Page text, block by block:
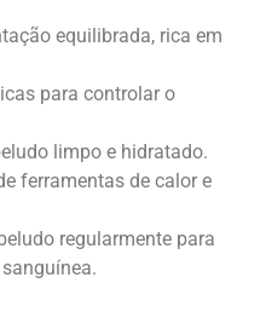
equilibrada, rica em
para controlar o
limpo e hidratado.
ferramentas de calor e
regularmente para